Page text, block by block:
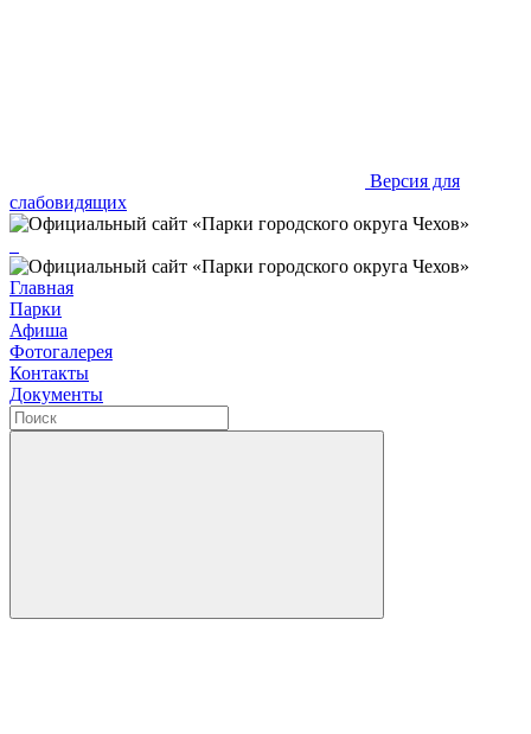
Версия для
слабовидящих
Главная
Парки
Афиша
Фотогалерея
Контакты
Документы